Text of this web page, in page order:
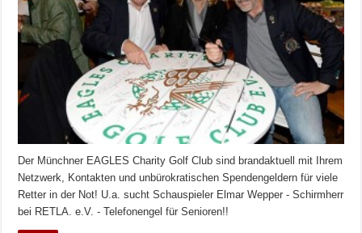
Der Münchner EAGLES Charity Golf Club sind brandaktuell mit Ihrem
Netzwerk, Kontakten und unbürokratischen Spendengeldern für viele
Retter in der Not! U.a. sucht Schauspieler Elmar Wepper - Schirmherr
bei RETLA. e.V. - Telefonengel für Senioren!!